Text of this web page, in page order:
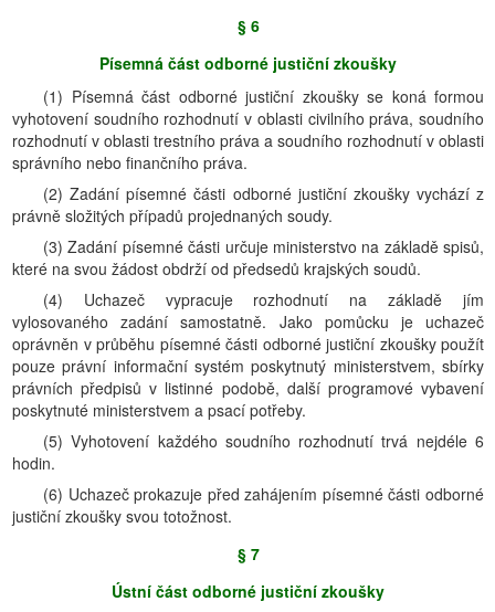
§ 6
Písemná část odborné justiční zkoušky
(1) Písemná část odborné justiční zkoušky se koná formou
vyhotovení soudního rozhodnutí v oblasti civilního práva, soudního
rozhodnutí v oblasti trestního práva a soudního rozhodnutí v oblasti
správního nebo finančního práva.
(2) Zadání písemné části odborné justiční zkoušky vychází z
právně složitých případů projednaných soudy.
(3) Zadání písemné části určuje ministerstvo na základě spisů,
které na svou žádost obdrží od předsedů krajských soudů.
(4) Uchazeč vypracuje rozhodnutí na základě jím
vylosovaného zadání samostatně. Jako pomůcku je uchazeč
oprávněn v průběhu písemné části odborné justiční zkoušky použít
pouze právní informační systém poskytnutý ministerstvem, sbírky
právních předpisů v listinné podobě, další programové vybavení
poskytnuté ministerstvem a psací potřeby.
(5) Vyhotovení každého soudního rozhodnutí trvá nejdéle 6
hodin.
(6) Uchazeč prokazuje před zahájením písemné části odborné
justiční zkoušky svou totožnost.
§ 7
Ústní část odborné justiční zkoušky